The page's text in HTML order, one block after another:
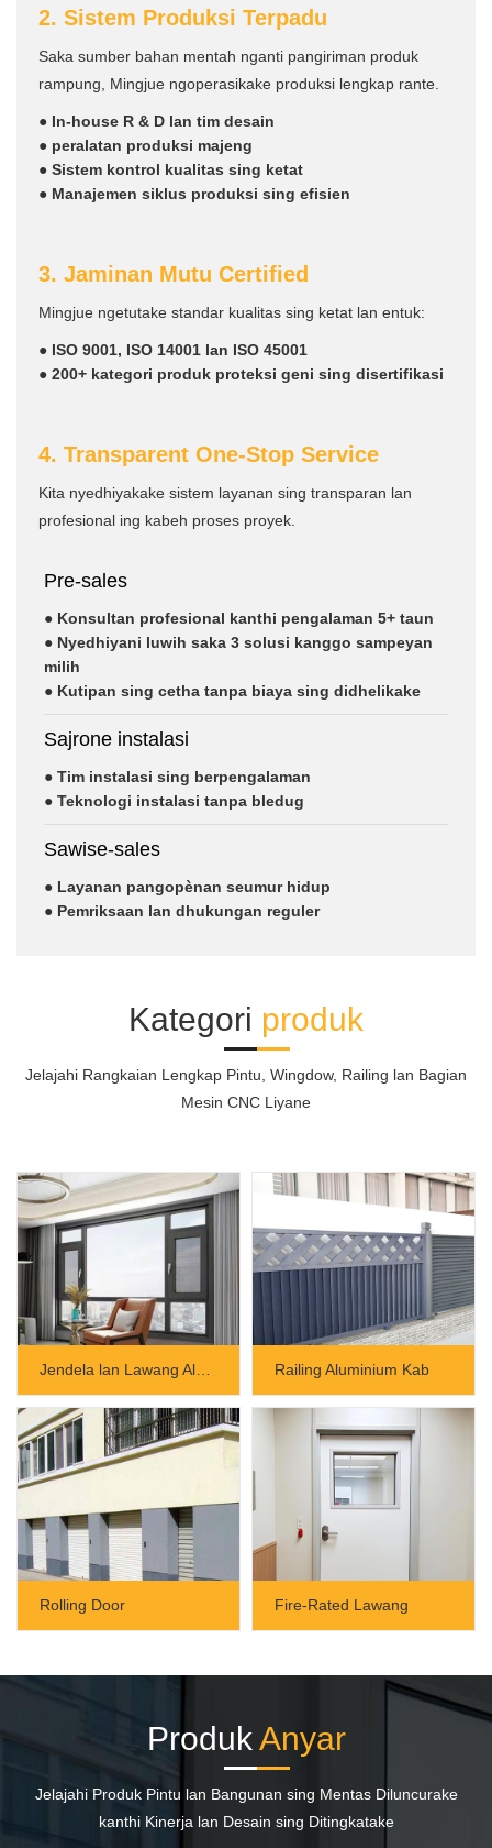
2. Sistem Produksi Terpadu
Saka sumber bahan mentah nganti pangiriman produk
rampung, Mingjue ngoperasikake produksi lengkap rante.
● In-house R & D lan tim desain
● peralatan produksi majeng
● Sistem kontrol kualitas sing ketat
● Manajemen siklus produksi sing efisien
3. Jaminan Mutu Certified
Mingjue ngetutake standar kualitas sing ketat lan entuk:
● ISO 9001, ISO 14001 lan ISO 45001
● 200+ kategori produk proteksi geni sing disertifikasi
4. Transparent One-Stop Service
Kita nyedhiyakake sistem layanan sing transparan lan
profesional ing kabeh proses proyek.
Pre-sales
● Konsultan profesional kanthi pengalaman 5+ taun
● Nyedhiyani luwih saka 3 solusi kanggo sampeyan
milih
● Kutipan sing cetha tanpa biaya sing didhelikake
Sajrone instalasi
● Tim instalasi sing berpengalaman
● Teknologi instalasi tanpa bledug
Sawise-sales
● Layanan pangopènan seumur hidup
● Pemriksaan lan dhukungan reguler
Kategori produk
Jelajahi Rangkaian Lengkap Pintu, Wingdow, Railing lan Bagian
Mesin CNC Liyane
Railing Aluminium Kab
Rolling Door Fire-Rated Lawang
ProdukAnyar
Jelajahi Produk Pintu lan Bangunan sing Mentas Diluncurake
kanthi Kinerja lan Desain sing Ditingkatake